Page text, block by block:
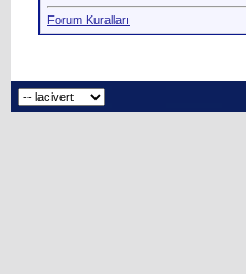
Forum Kuralları